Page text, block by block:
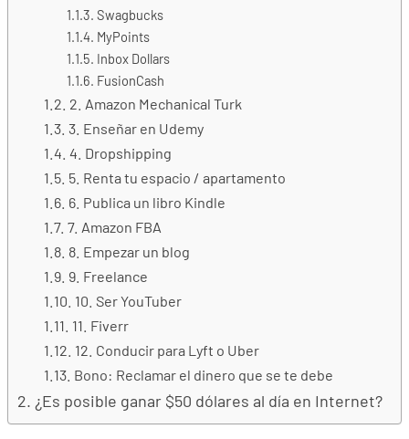
Swagbucks
MyPoints
Inbox Dollars
FusionCash
2. Amazon Mechanical Turk
3. Enseñar en Udemy
4. Dropshipping
5. Renta tu espacio / apartamento
6. Publica un libro Kindle
7. Amazon FBA
8. Empezar un blog
9. Freelance
10. Ser YouTuber
11. Fiverr
12. Conducir para Lyft o Uber
Bono: Reclamar el dinero que se te debe
¿Es posible ganar $50 dólares al día en Internet?